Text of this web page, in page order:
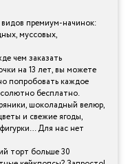
премиум-начинок:
муссовых,
чем заказать
на 13 лет, вы можете
попробовать каждое
бесплатно.
шоколадный велюр,
и свежие ягоды,
Для нас нет
торт больше 30